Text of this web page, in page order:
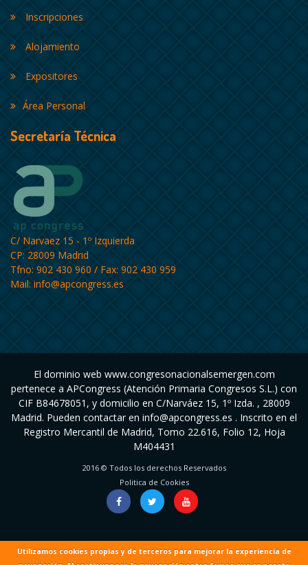
Inscripciones
Alojamiento
Expositores
Área Personal
Secretaría Técnica
C/ Narvaez 15 - 1º Izquierda
CP: 28009 Madrid
Tfno: 902 430 960 / Fax: 902 430 959
Mail: info@apcongress.es
El dominio web www.congresonacionalsemergen.com
pertenece a APCongress (Atención Primaria Congresos S.L.) con
CIF B84678051, y domicilio en C/Narváez 15, 1º Izda. , 28009
Madrid. Pueden contactar en info@apcongress.es . Inscrito en el
Registro Mercantil de Madrid, Tomo 22.616, Folio 12, Hoja
M404431
2016 © Todos los derechos Reservados
Politica de Cookies
Utilizamos cookies propias y de terceros para mejorar la experiencia de